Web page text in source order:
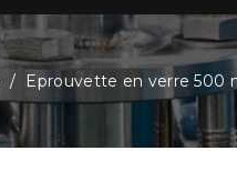
Eprouvette en verre 500